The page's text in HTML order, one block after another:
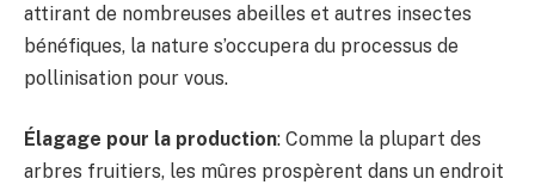
attirant de nombreuses abeilles et autres insectes
bénéfiques, la nature s’occupera du processus de
pollinisation pour vous.
Élagage pour la production: Comme la plupart des
arbres fruitiers, les mûres prospèrent dans un endroit